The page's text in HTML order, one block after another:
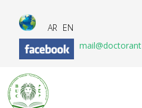
AR EN
mail@doctorant